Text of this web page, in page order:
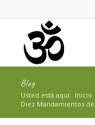
Blog
Usted está aquí: Inicio
Diez Mandamientos de